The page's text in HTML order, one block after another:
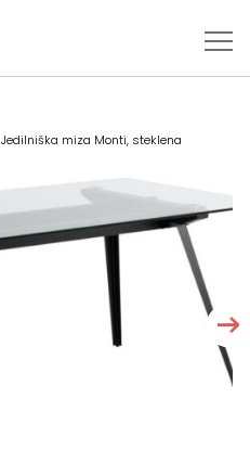
Jedilniška miza Monti, steklena